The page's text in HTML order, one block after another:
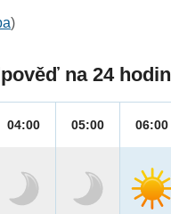
)
na 24 hodin
04:00 05:00 06:00